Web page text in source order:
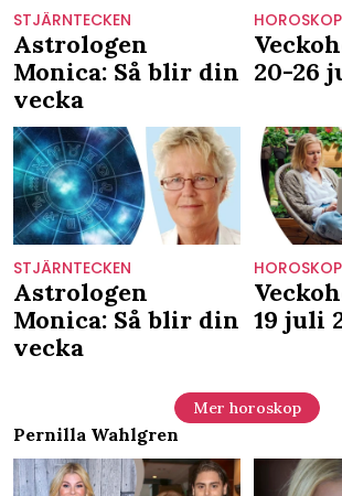
STJÄRNTECKEN
Astrologen
Monica: Så blir din
vecka
HOROSKOP
20-26
STJÄRNTECKEN
Astrologen
Monica: Så blir din
vecka
HOROSKOP
19 juli
Mer horoskop
Pernilla Wahlgren